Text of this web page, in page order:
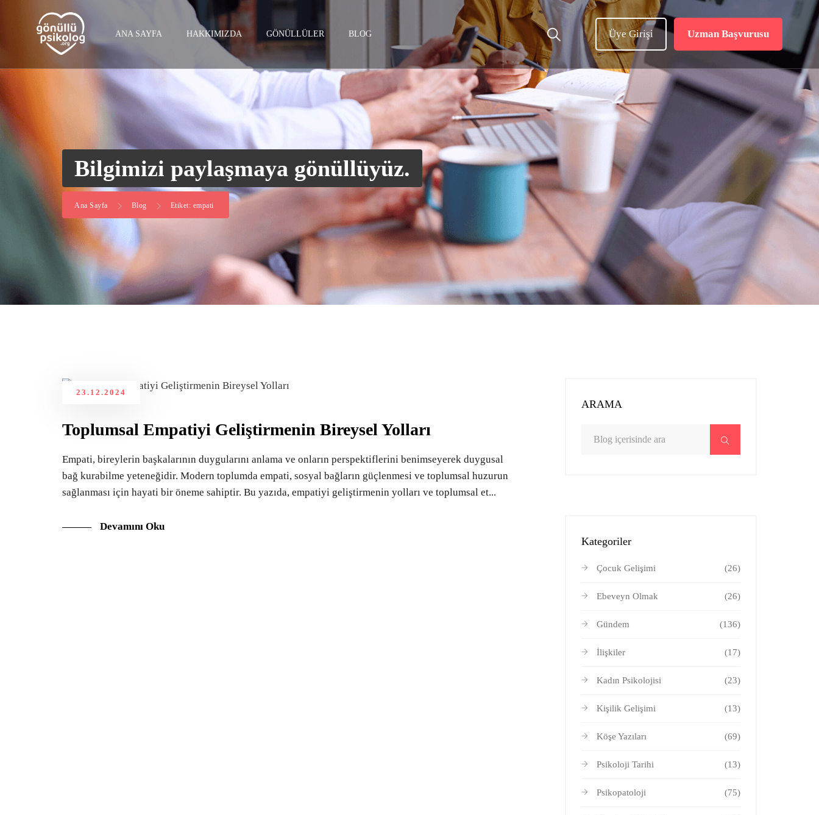
ANA SAYFA HAKKIMIZDA GÖNÜLLÜLER BLOG Üye Girişi Uzman Başvurusu
Bilgimizi paylaşmaya gönüllüyüz.
Ana Sayfa Blog Etiket: empati
23.12.2024
Toplumsal Empatiyi Geliştirmenin Bireysel Yolları
Empati, bireylerin başkalarının duygularını anlama ve onların perspektiflerini benimseyerek duygusal
bağ kurabilme yeteneğidir. Modern toplumda empati, sosyal bağların güçlenmesi ve toplumsal huzurun
sağlanması için hayati bir öneme sahiptir. Bu yazıda, empatiyi geliştirmenin yolları ve toplumsal et...
Devamını Oku
ARAMA
Kategoriler
Çocuk Gelişimi (26)
Ebeveyn Olmak (26)
Gündem (136)
İlişkiler (17)
Kadın Psikolojisi (23)
Kişilik Gelişimi (13)
Köşe Yazıları (69)
Psikoloji Tarihi (13)
Psikopatoloji (75)